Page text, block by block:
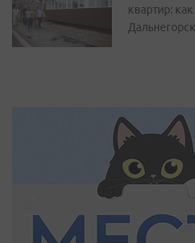
квартир:
Дальнегорск